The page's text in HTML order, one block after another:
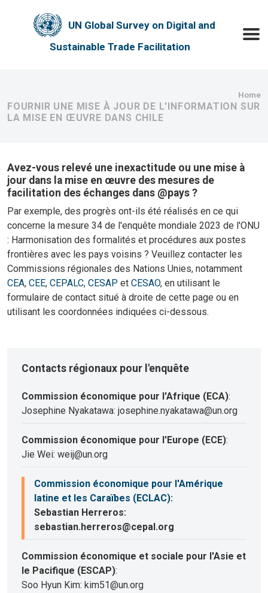
UN Global Survey on Digital and
Sustainable Trade Facilitation
Home
FOURNIR UNE MISE À JOUR DE L'INFORMATION SUR
LA MISE EN ŒUVRE DANS CHILE
Avez-vous relevé une inexactitude ou une mise à
jour dans la mise en œuvre des mesures de
facilitation des échanges dans @pays ?
Par exemple, des progrès ont-ils été réalisés en ce qui
concerne la mesure 34 de l'enquête mondiale 2023 de l'ONU
: Harmonisation des formalités et procédures aux postes
frontières avec les pays voisins ? Veuillez contacter les
Commissions régionales des Nations Unies, notamment
CEA, CEE, CEPALC, CESAP et CESAO, en utilisant le
formulaire de contact situé à droite de cette page ou en
utilisant les coordonnées indiquées ci-dessous.
Contacts régionaux pour l'enquête
Commission économique pour l'Afrique (ECA):
Josephine Nyakatawa: josephine.nyakatawa@un.org
Commission économique pour l'Europe (ECE):
Jie Wei: weij@un.org
Commission économique pour l'Amérique
latine et les Caraïbes (ECLAC):
Sebastian Herreros:
sebastian.herreros@cepal.org
Commission économique et sociale pour l'Asie et
le Pacifique (ESCAP):
Soo Hyun Kim: kim51@un.org